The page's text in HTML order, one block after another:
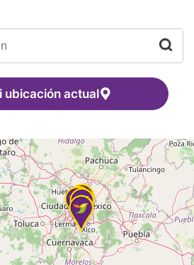
ubicación actual